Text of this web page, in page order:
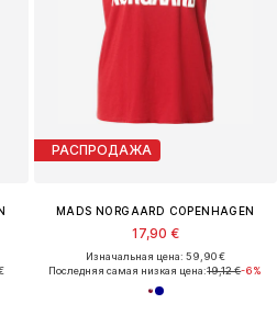
РАСПРОДАЖА
MADS NORGAARD COPENHAGEN
17,90 €
Изначальная цена: 59,90 €
Последняя самая низкая цена:19,12 €-6%